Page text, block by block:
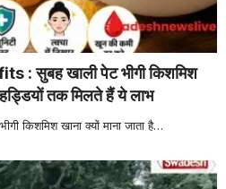
सुबह खाली पेट भीगी किशमिश
तक मिलते हैं ये लाभ
किशमिश खाना क्यों माना जाता है…